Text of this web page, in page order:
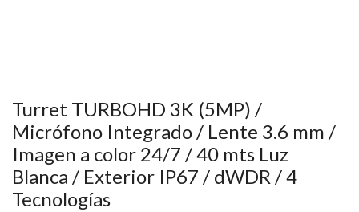
Turret TURBOHD 3K (5MP) /
Micrófono Integrado / Lente 3.6 mm /
Imagen a color 24/7 / 40 mts Luz
Blanca / Exterior IP67 / dWDR / 4
Tecnologías